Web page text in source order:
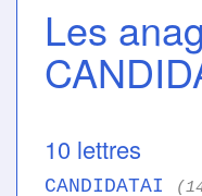
Les
10 lettres
CANDIDATAI